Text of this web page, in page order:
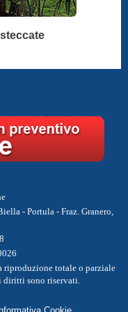
- Portula - Fraz. Granero,
riproduzione totale o parziale
diritti sono riservati.